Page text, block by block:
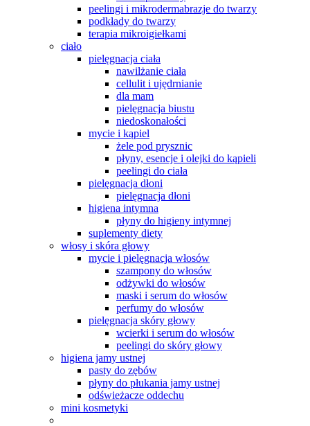
peelingi i mikrodermabrazje do twarzy
podkłady do twarzy
terapia mikroigiełkami
ciało
pielęgnacja ciała
nawilżanie ciała
cellulit i ujędrnianie
dla mam
pielęgnacja biustu
niedoskonałości
mycie i kąpiel
żele pod prysznic
płyny, esencje i olejki do kąpieli
peelingi do ciała
pielęgnacja dłoni
pielęgnacja dłoni
higiena intymna
płyny do higieny intymnej
suplementy diety
włosy i skóra głowy
mycie i pielęgnacja włosów
szampony do włosów
odżywki do włosów
maski i serum do włosów
perfumy do włosów
pielęgnacja skóry głowy
wcierki i serum do włosów
peelingi do skóry głowy
higiena jamy ustnej
pasty do zębów
płyny do płukania jamy ustnej
odświeżacze oddechu
mini kosmetyki